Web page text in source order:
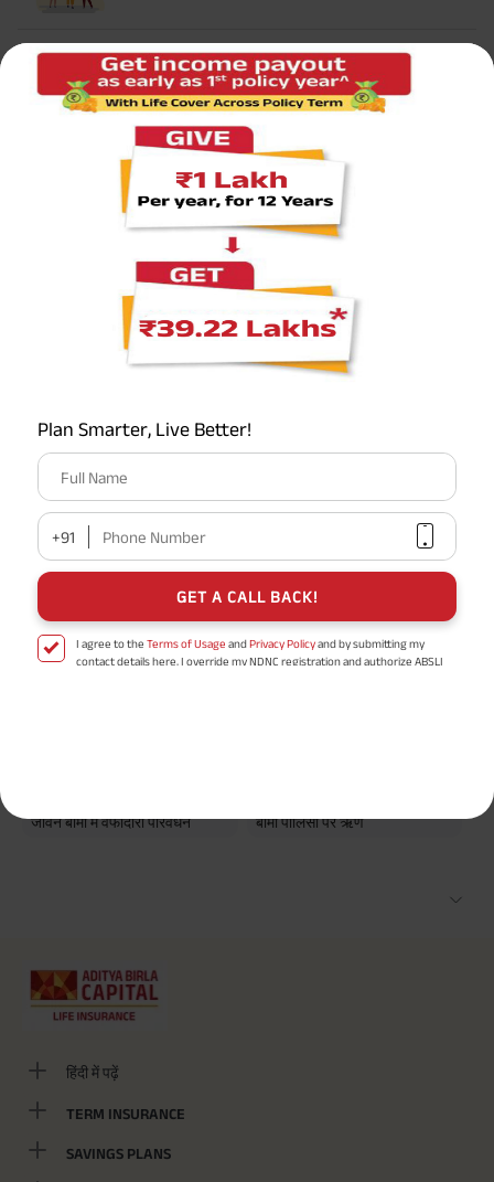
Plan Smarter, Live Better!
Full Name
+91 Phone Number
GET A CALL BACK!
I agree to the Terms of Usage andPrivacy Policyand by submitting my
contact details here, I override my NDNC registration and authorize ABSLI
yrs invests in ABSLI Nishchit Aayush Plan with Level Income + Lumpsum
सर्वाधिक लोकप्रिय कैलकुलेटर
टर्म इन्शुरन्स कैलकुलेटर
एचएलवी कैलकुलेटर
ग्रेच्युटी कैलकुलेटर
एमआईएस कैलकुलेटर
ईपीएफ कैलकुलेटर
लोकप्रिय खोजें
अधिक रिटर्न के साथ सुरक्षित निवेश
भाग लेने वाली बनाम गैर-भाग लेने वाली
बीमा पॉलिसी
पीपीएफ ब्याज दरें 5 साल के लिए निवेश योजना
जीवन बीमा में वफादारी परिवर्धन बीमा पॉलिसी पर ऋण
हिंदी में पढ़ें
TERM INSURANCE
SAVINGS PLANS